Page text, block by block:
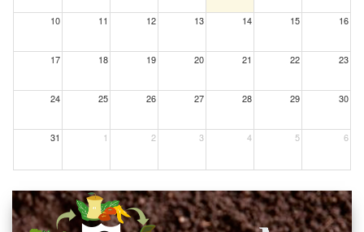
10 11 12 13 14 15 16
17 18 19 20 21 22 23
24 25 26 27 28 29 30
31 1 2 3 4 5 6